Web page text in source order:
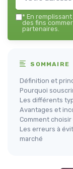
* En
des fins
partenaires.
SOMMAIRE
Définition et
Pourquoi
Les différents
Avantages et
Comment
Les erreurs à
marché